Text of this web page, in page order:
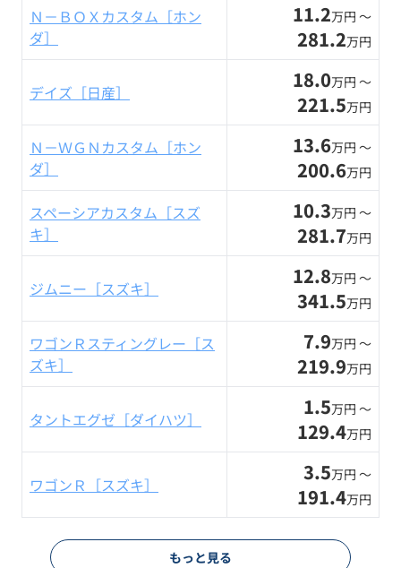
Ｎ－ＢＯＸカスタム［ホン
ダ］
11.2万円 〜
281.2万円
デイズ［日産］ 18.0万円 〜
221.5万円
Ｎ－ＷＧＮカスタム［ホン
ダ］
13.6万円 〜
200.6万円
スペーシアカスタム［スズ
キ］
10.3万円 〜
281.7万円
ジムニー［スズキ］ 12.8万円 〜
341.5万円
ワゴンＲスティングレー［ス
ズキ］
7.9万円 〜
219.9万円
タントエグゼ［ダイハツ］ 1.5万円 〜
129.4万円
ワゴンＲ［スズキ］ 3.5万円 〜
191.4万円
もっと見る